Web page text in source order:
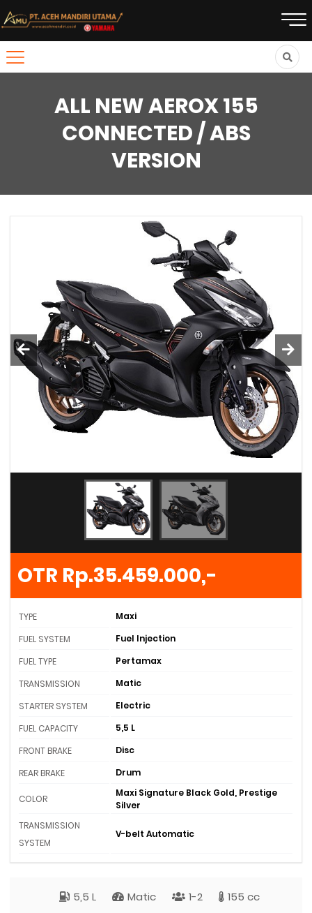
ALL NEW AEROX 155
CONNECTED / ABS
VERSION
OTR Rp.35.459.000,-
TYPE
Maxi
FUEL SYSTEM
Fuel Injection
FUEL TYPE
Pertamax
TRANSMISSION
Matic
STARTER SYSTEM
Electric
FUEL CAPACITY
5,5 L
FRONT BRAKE
Disc
REAR BRAKE
Drum
COLOR
Maxi Signature Black Gold, Prestige
Silver
TRANSMISSION
SYSTEM
V-belt Automatic
5,5 L Matic 1-2 155 cc